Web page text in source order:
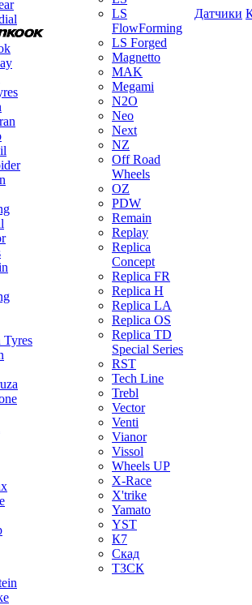
Tyres
LS
FlowForming
LS Forged
Magnetto
MAK
Megami
N2O
Neo
Next
NZ
Off Road
Wheels
OZ
PDW
Remain
Replay
Replica
Concept
Replica FR
Replica H
Replica LA
Replica OS
Replica TD
Special Series
RST
Tech Line
Trebl
Vector
Venti
Vianor
Vissol
Wheels UP
X-Race
X'trike
Yamato
YST
К7
Скад
ТЗСК
Датчики